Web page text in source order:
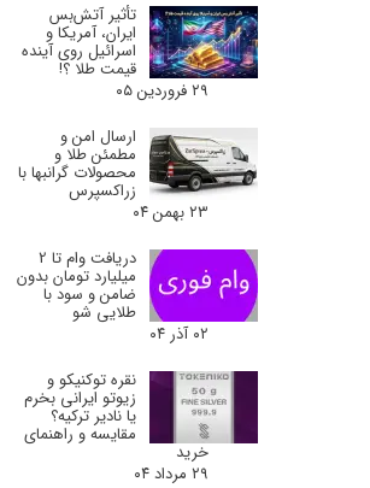
تأثیر آتش‌بس
ایران، آمریکا و
اسرائیل روی آینده
قیمت طلا ؟!
۲۹ فروردین ۰۵
ارسال امن و
مطمئن طلا و
محصولات گرانبها با
زراکسپرس
۲۳ بهمن ۰۴
دریافت وام تا 2
میلیارد تومان بدون
ضامن و سود با
طلایی شو
۰۲ آذر ۰۴
نقره توکنیکو و
زیوتو ایرانی بخرم
یا نادیر ترکیه؟
مقایسه و راهنمای
خرید
۲۹ مرداد ۰۴